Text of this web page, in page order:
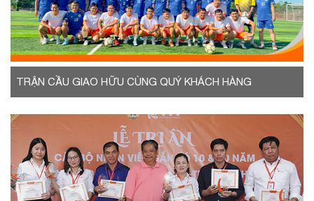
TRẬN CẦU GIAO HỮU CÙNG QUÝ KHÁCH HÀNG